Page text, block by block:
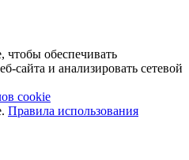
обеспечивать
сайта и анализировать сетевой
cookie
Правила использования